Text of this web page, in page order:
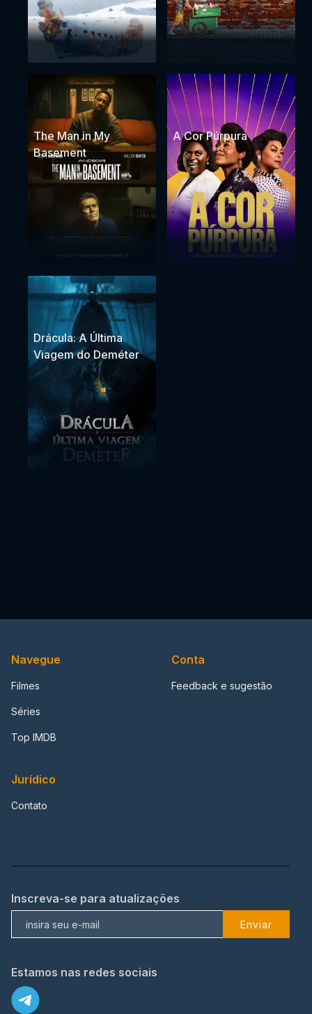
The Man in My
Basement
A Cor Púrpura
Drácula: A Última
Viagem do Deméter
Navegue
Filmes
Séries
Top IMDB
Conta
Feedback e sugestão
Jurídico
Contato
Inscreva-se para atualizações
Enviar
Estamos nas redes sociais